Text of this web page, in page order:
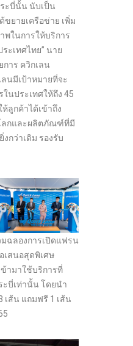
ะบี่นั้น นับเป็น
ขยายเครือข่าย เพิ่ม
พในการให้บริการ
ะเทศไทย” นาย
าร ควิกเลน
ลนมีเป้าหมายที่จะ
นประเทศให้ถึง 45
ลูกค้าได้เข้าถึง
ลกและผลิตภัณฑ์ที่มี
กว่าเดิม รองรับ
ฉลองการเปิดแฟรน
เสนอสุดพิเศษ
ามาใช้บริการที่
ะบี่เท่านั้น โดยนำ
เส้น แถมฟรี 1 เส้น